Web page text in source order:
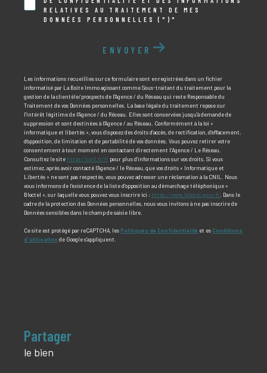
RELATIVES AU TRAITEMENT DE MES
DONNÉES PERSONNELLES (*)*
ENVOYER
Les informations recueillies sur ce formulaire sont enregistrées dans un fichier
informatisé par La Boite Immo agissant comme Sous-traitant du traitement pour la
gestion de la clientèle/prospects de l'Agence / du Réseau qui reste Responsable du
Traitement de vos Données personnelles. La base légale du traitement repose sur
l'intérêt légitime de l'Agence / du Réseau. Elles sont conservées jusqu'à demande de
suppression et sont destinées à l'Agence / au Réseau. Conformément à la loi «
informatique et libertés », vous disposez des droits d’accès, de rectification, d’effacement,
d’opposition, de limitation et de portabilité de vos données. Vous pouvez retirer votre
consentement à tout moment en contactant directement l’Agence / Le Réseau.
Consultez le site https://cnil.fr/fr pour plus d’informations sur vos droits. Si vous
estimez, après avoir contacté l'Agence / le Réseau, que vos droits « Informatique et
Libertés » ne sont pas respectés, vous pouvez adresser une réclamation à la CNIL. Nous
vous informons de l’existence de la liste d'opposition au démarchage téléphonique «
Bloctel », sur laquelle vous pouvez vous inscrire ici : https://www.bloctel.gouv.fr . Dans le
cadre de la protection des Données personnelles, nous vous invitons à ne pas inscrire de
Données sensibles dans le champ de saisie libre.
Ce site est protégé par reCAPTCHA, les Politiques de Confidentialité et es Conditions
d'utilisation de Google s'appliquent.
partager
le bien